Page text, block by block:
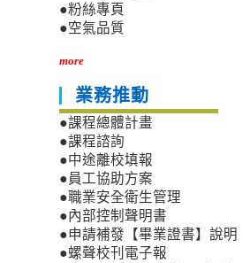
●粉絲專頁
●空氣品質
more
業務推動
●課程總體計畫
●課程諮詢
●中途離校填報
●員工協助方案
●職業安全衛生管理
●內部控制聲明書
●申請補發【畢業證書】說明
●螺聲校刊電子報